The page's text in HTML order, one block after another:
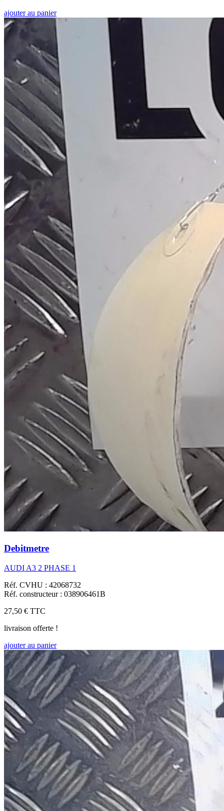
ajouter au panier
Debitmetre
AUDI A3 2 PHASE 1
Réf. CVHU : 42068732
Réf. constructeur : 038906461B
27,50 € TTC
livraison offerte !
ajouter au panier